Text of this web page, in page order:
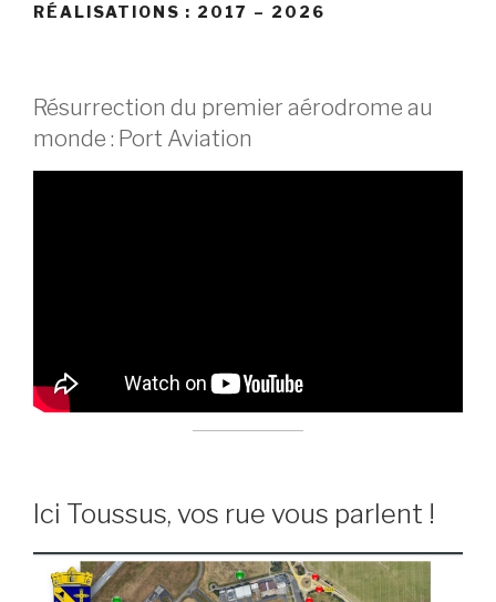
RÉALISATIONS : 2017 – 2026
Résurrection du premier aérodrome au
monde : Port Aviation
Ici Toussus, vos rue vous parlent !